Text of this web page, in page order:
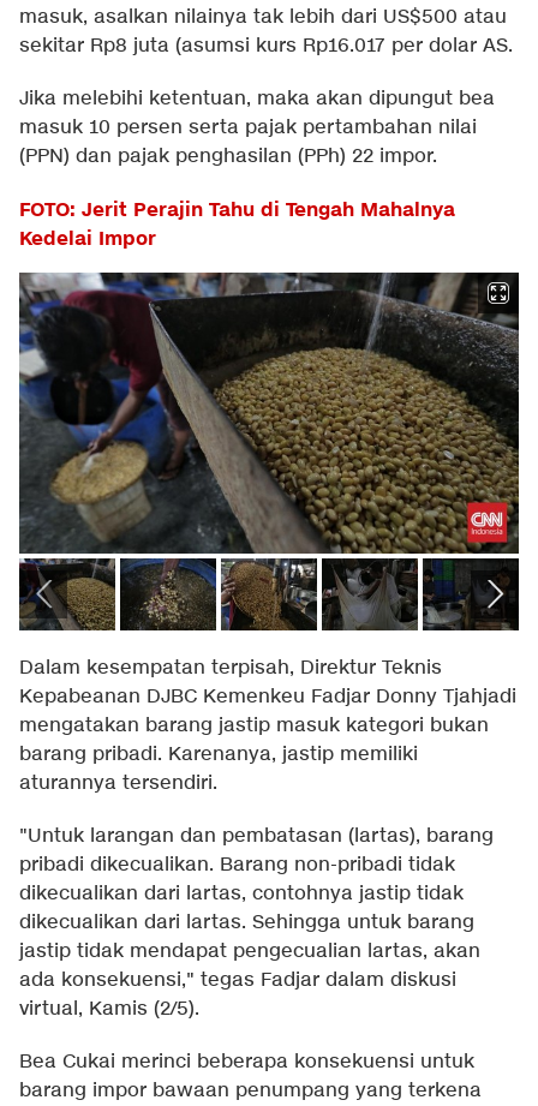
masuk, asalkan nilainya tak lebih dari US$500 atau
sekitar Rp8 juta (asumsi kurs Rp16.017 per dolar AS.
Jika melebihi ketentuan, maka akan dipungut bea
masuk 10 persen serta pajak pertambahan nilai
(PPN) dan pajak penghasilan (PPh) 22 impor.
FOTO: Jerit Perajin Tahu di Tengah Mahalnya
Kedelai Impor
Dalam kesempatan terpisah, Direktur Teknis
Kepabeanan DJBC Kemenkeu Fadjar Donny Tjahjadi
mengatakan barang jastip masuk kategori bukan
barang pribadi. Karenanya, jastip memiliki
aturannya tersendiri.
"Untuk larangan dan pembatasan (lartas), barang
pribadi dikecualikan. Barang non-pribadi tidak
dikecualikan dari lartas, contohnya jastip tidak
dikecualikan dari lartas. Sehingga untuk barang
jastip tidak mendapat pengecualian lartas, akan
ada konsekuensi," tegas Fadjar dalam diskusi
virtual, Kamis (2/5).
Bea Cukai merinci beberapa konsekuensi untuk
barang impor bawaan penumpang yang terkena